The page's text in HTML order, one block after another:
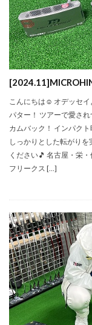
こんにちは☺ オデッセイ
パター！ ツアーで愛さ
カムバック！ インパク
しっかりとした転がり
ください🎵 名古屋・栄
フリークス […]